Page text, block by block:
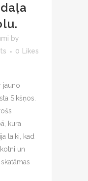
by
0 Likes
jauno
Sikšņos.
kura
laiki, kad
un